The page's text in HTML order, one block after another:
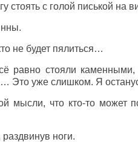
с голой писькой на
не будет пялиться…
равно стояли каменными,
Это уже слишком. Я
мысли, что кто-то может
ноги.